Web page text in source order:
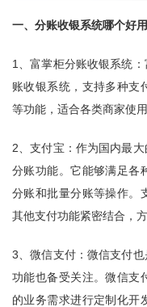
一、分账收银系统哪个好
1、富掌柜分账收银系统
账收银系统，支持多种支
等功能，适合各类商家使用
2、支付宝：作为国内最
分账功能。它能够满足各
分账和批量分账等操作。
其他支付功能紧密结合，
3、微信支付：微信支付
功能也备受关注。微信支
的业务需求进行定制化开